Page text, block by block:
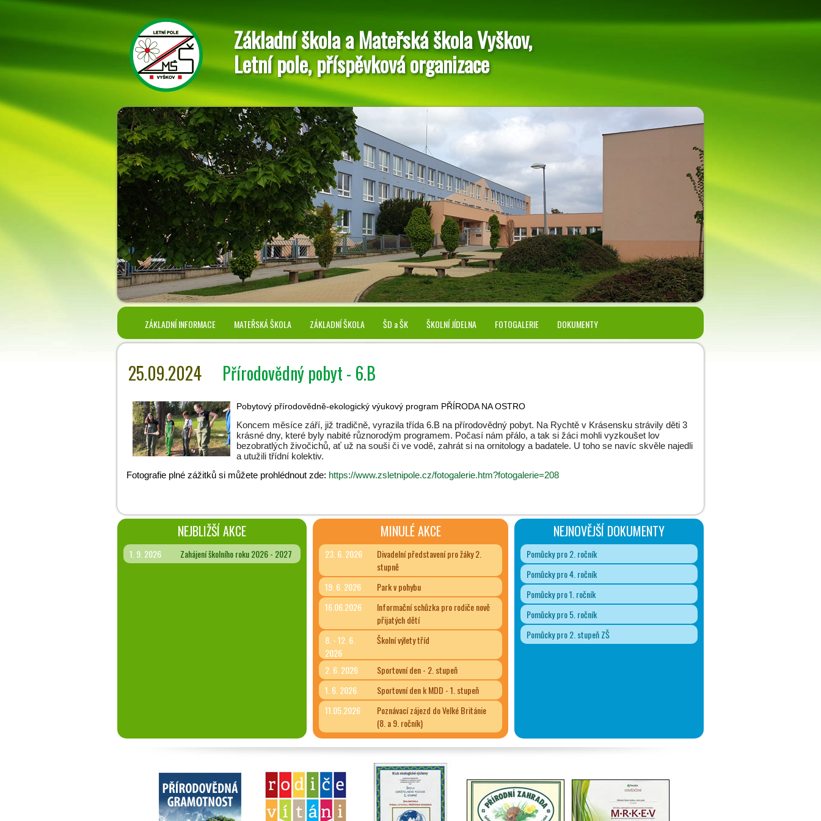
Základní škola a Mateřská škola Vyškov,
Letní pole, příspěvková organizace
ZÁKLADNÍ INFORMACE MATEŘSKÁ ŠKOLA ZÁKLADNÍ ŠKOLA ŠD a ŠK ŠKOLNÍ JÍDELNA FOTOGALERIE DOKUMENTY
25.09.2024 Přírodovědný pobyt - 6.B
Pobytový přírodovědně-ekologický výukový program PŘÍRODA NA OSTRO
Koncem měsíce září, již tradičně, vyrazila třída 6.B na přírodovědný pobyt. Na Rychtě v Krásensku strávily děti 3
krásné dny, které byly nabité různorodým programem. Počasí nám přálo, a tak si žáci mohli vyzkoušet lov
bezobratlých živočichů, ať už na souši či ve vodě, zahrát si na ornitology a badatele. U toho se navíc skvěle najedli
a utužili třídní kolektiv.
Fotografie plné zážitků si můžete prohlédnout zde: https://www.zsletnipole.cz/fotogalerie.htm?fotogalerie=208
NEJBLIŽŠÍ AKCE
1. 9. 2026 Zahájení školního roku 2026 - 2027
MINULÉ AKCE
23. 6. 2026
Divadelní představení pro žáky 2.
stupně
19. 6. 2026
Park v pohybu
16.06.2026
Informační schůzka pro rodiče nově
přijatých dětí
8. - 12. 6.
2026
Školní výlety tříd
2. 6. 2026
Sportovní den - 2. stupeň
1. 6. 2026
Sportovní den k MDD - 1. stupeň
11.05.2026
Poznávací zájezd do Velké Británie
(8. a 9. ročník)
NEJNOVĚJŠÍ DOKUMENTY
Pomůcky pro 2. ročník
Pomůcky pro 4. ročník
Pomůcky pro 1. ročník
Pomůcky pro 5. ročník
Pomůcky pro 2. stupeň ZŠ